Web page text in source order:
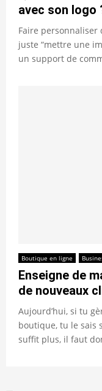
avec son logo
Faire personnaliser
juste “mettre une
un support de
Boutique en ligne
Enseigne de
de nouveaux
Aujourd’hui, si tu
boutique, tu le sais
suffit plus, il faut